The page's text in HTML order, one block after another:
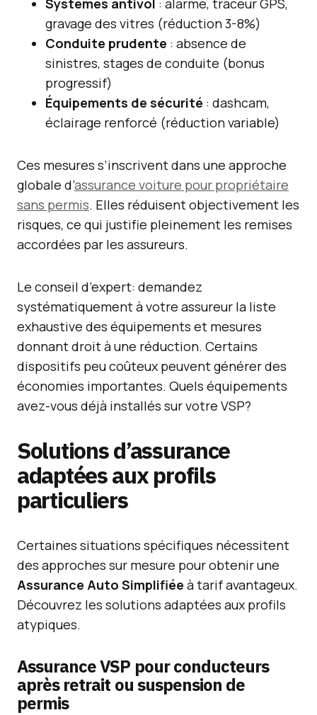
Systèmes antivol : alarme, traceur GPS,
gravage des vitres (réduction 3-8%)
Conduite prudente : absence de
sinistres, stages de conduite (bonus
progressif)
Équipements de sécurité : dashcam,
éclairage renforcé (réduction variable)
Ces mesures s’inscrivent dans une approche
globale d’assurance voiture pour propriétaire
sans permis. Elles réduisent objectivement les
risques, ce qui justifie pleinement les remises
accordées par les assureurs.
Le conseil d’expert: demandez
systématiquement à votre assureur la liste
exhaustive des équipements et mesures
donnant droit à une réduction. Certains
dispositifs peu coûteux peuvent générer des
économies importantes. Quels équipements
avez-vous déjà installés sur votre VSP?
Solutions d’assurance
adaptées aux profils
particuliers
Certaines situations spécifiques nécessitent
des approches sur mesure pour obtenir une
Assurance Auto Simplifiée à tarif avantageux.
Découvrez les solutions adaptées aux profils
atypiques.
Assurance VSP pour conducteurs
après retrait ou suspension de
permis